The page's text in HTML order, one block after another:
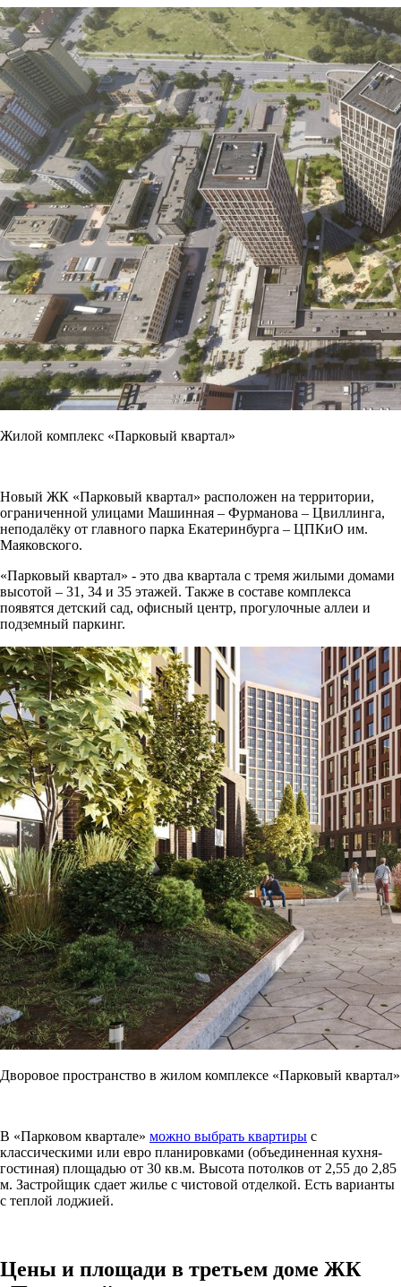
Жилой комплекс «Парковый квартал»
Новый ЖК «Парковый квартал» расположен на территории,
ограниченной улицами Машинная – Фурманова – Цвиллинга,
неподалёку от главного парка Екатеринбурга – ЦПКиО им.
Маяковского.
«Парковый квартал» - это два квартала с тремя жилыми домами
высотой – 31, 34 и 35 этажей. Также в составе комплекса
появятся детский сад, офисный центр, прогулочные аллеи и
подземный паркинг.
Дворовое пространство в жилом комплексе «Парковый квартал»
В «Парковом квартале» можно выбрать квартиры с
классическими или евро планировками (объединенная кухня-
гостиная) площадью от 30 кв.м. Высота потолков от 2,55 до 2,85
м. Застройщик сдает жилье с чистовой отделкой. Есть варианты
с теплой лоджией.
Цены и площади в третьем доме ЖК